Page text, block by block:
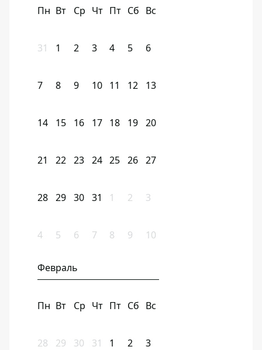
Пн Вт Ср Чт Пт Сб Вс
31 1 2 3 4 5 6
7 8 9 10 11 12 13
14 15 16 17 18 19 20
21 22 23 24 25 26 27
28 29 30 31 1 2 3
4 5 6 7 8 9 10
Февраль
Пн Вт Ср Чт Пт Сб Вс
28 29 30 31 1 2 3